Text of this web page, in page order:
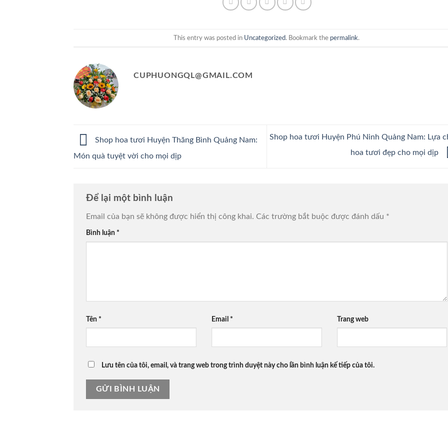
This entry was posted in Uncategorized. Bookmark the permalink.
CUPHUONGQL@GMAIL.COM
Shop hoa tươi Huyện Thăng Bình Quảng Nam:
Món quà tuyệt vời cho mọi dịp
Shop hoa tươi Huyện Phú Ninh Quảng Nam: Lựa
hoa tươi đẹp cho mọi dịp
Để lại một bình luận
Email của bạn sẽ không được hiển thị công khai. Các trường bắt buộc được đánh dấu *
Bình luận *
Tên * Email * Trang web
Lưu tên của tôi, email, và trang web trong trình duyệt này cho lần bình luận kế tiếp của tôi.